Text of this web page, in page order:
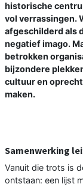
historische
vol verrassingen.
afgeschilderd als
negatief imago.
betrokken
bijzondere
cultuur en
maken.
Samenwerking
Vanuit die trots is
ontstaan: een lijst